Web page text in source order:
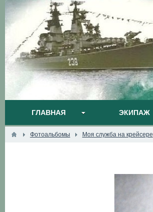
ГЛАВНАЯ ЭКИПАЖ
Фотоальбомы Моя служба на крейсере